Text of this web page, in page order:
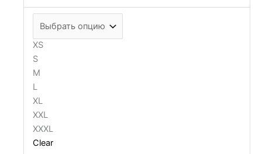
XS
S
M
L
XL
XXL
XXXL
Clear